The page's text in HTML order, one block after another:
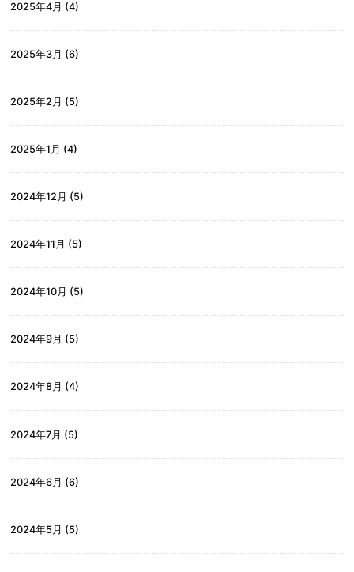
2025年4月 (4)
2025年3月 (6)
2025年2月 (5)
2025年1月 (4)
2024年12月 (5)
2024年11月 (5)
2024年10月 (5)
2024年9月 (5)
2024年8月 (4)
2024年7月 (5)
2024年6月 (6)
2024年5月 (5)